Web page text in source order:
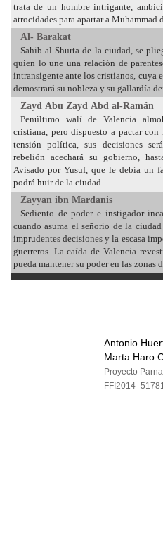
trata de un hombre intrigante,
atrocidades para apartar a Muhammad
Al- Barakat
Sahib al-Shurta de la ciudad, se
quien lo une una relación de
intransigente ante los cristianos, cuya
demostrará su nobleza y su gallardía
Zayd Abu Zayd Abd al-Ramán
Penúltimo walí de Valencia
cristiana, pero dispuesto a pactar
tensión política, sus decisiones
rebelión acechará su gobierno,
Avisado por Yusuf, que le debía un
podrá huir de la ciudad.
Zayyan ibn Mardanis
Sediento de poder e instigador
cuando asuma el señorío de la
imprudentes decisiones y la escasa
guerreros. La caída de Valencia
pueda mantener su poder en las zonas
Antonio
Marta Haro
Proyecto